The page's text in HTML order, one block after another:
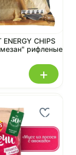
CHIPS
рифленые
+